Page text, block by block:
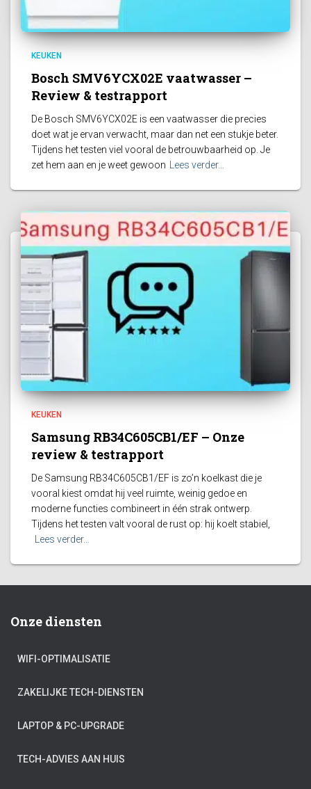
KEUKEN
Bosch SMV6YCX02E vaatwasser –
Review & testrapport
De Bosch SMV6YCX02E is een vaatwasser die precies
doet wat je ervan verwacht, maar dan net een stukje beter.
Tijdens het testen viel vooral de betrouwbaarheid op. Je
zet hem aan en je weet gewoon Lees verder…
KEUKEN
Samsung RB34C605CB1/EF – Onze
review & testrapport
De Samsung RB34C605CB1/EF is zo’n koelkast die je
vooral kiest omdat hij veel ruimte, weinig gedoe en
moderne functies combineert in één strak ontwerp.
Tijdens het testen valt vooral de rust op: hij koelt stabiel,
Lees verder…
Onze diensten
WIFI-OPTIMALISATIE
ZAKELIJKE TECH-DIENSTEN
LAPTOP & PC-UPGRADE
TECH-ADVIES AAN HUIS